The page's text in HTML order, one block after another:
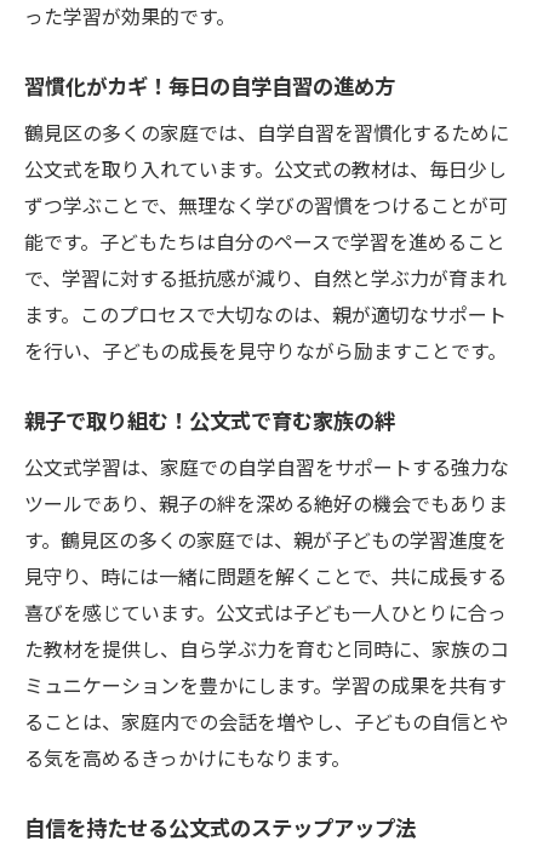
自学自習の力を伸ばす！鶴見区で見つける公文
公文式で得られる自信と学習意欲
子どもが自ら学ぶ習慣をどう育むか
公文式の多様な教材を活用した効果的な学
習法
親が知らない！公文式の隠れた魅力
鶴見区での公文式の新しい試みとその成果
未来に繋がる！公文式による学びの連鎖
実践例
実際に行われている公文式の指導法
子どもたちの変化を見逃さない！成長の瞬
間
公文式で身に付く問題解決能力と応用力
自学自習の成果を実感！公文式の具体的な
成果
鶴見区の子どもたちが語る公文式の利点
親御さんのサポートがもたらす公文式の効
果
鶴見区で注目の公文式学習法が小学生の自学自
った学習が効果的です。
習慣化がカギ！毎日の自学自習の進め方
鶴見区の多くの家庭では、自学自習を習慣化するために
公文式を取り入れています。公文式の教材は、毎日少し
ずつ学ぶことで、無理なく学びの習慣をつけることが可
能です。子どもたちは自分のペースで学習を進めること
で、学習に対する抵抗感が減り、自然と学ぶ力が育まれ
ます。このプロセスで大切なのは、親が適切なサポート
を行い、子どもの成長を見守りながら励ますことです。
親子で取り組む！公文式で育む家族の絆
公文式学習は、家庭での自学自習をサポートする強力な
ツールであり、親子の絆を深める絶好の機会でもありま
す。鶴見区の多くの家庭では、親が子どもの学習進度を
見守り、時には一緒に問題を解くことで、共に成長する
喜びを感じています。公文式は子ども一人ひとりに合っ
た教材を提供し、自ら学ぶ力を育むと同時に、家族のコ
ミュニケーションを豊かにします。学習の成果を共有す
ることは、家庭内での会話を増やし、子どもの自信とや
る気を高めるきっかけにもなります。
自信を持たせる公文式のステップアップ法